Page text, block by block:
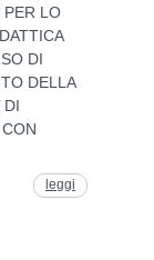
PER LO
DI
DELLA
DI
leggi